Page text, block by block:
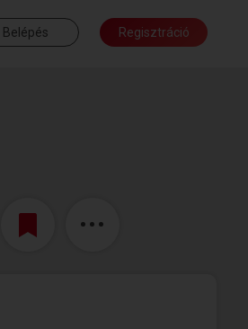
Belépés Regisztráció